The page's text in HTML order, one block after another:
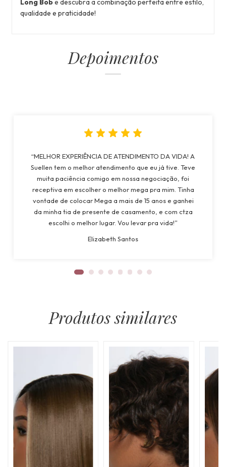
Long Bobe descubra a combinação perfeita entre estilo,
qualidade e praticidade!
Depoimentos
“MELHOR EXPERIÊNCIA DE ATENDIMENTO DA VIDA! A
Suellen tem o melhor atendimento que eu já tive. Teve
muita paciência comigo em nossa negociação, foi
receptiva em escolher o melhor mega pra mim. Tinha
vontade de colocar Mega a mais de 15 anos e ganhei
da minha tia de presente de casamento, e com ctza
escolhi o melhor lugar. Vou levar pra vida!”
Elizabeth Santos
Produtos similares